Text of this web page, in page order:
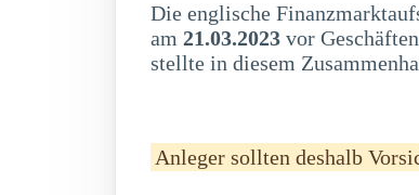
Die englische
am 21.03.2023 vor
stellte in diesem
Anleger sollten deshalb